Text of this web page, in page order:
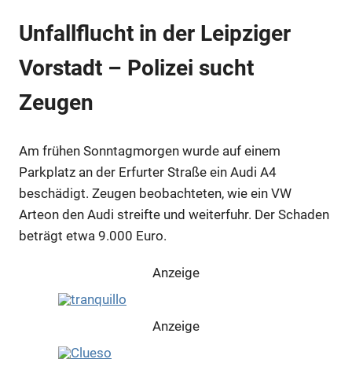
Unfallflucht in der Leipziger
Vorstadt – Polizei sucht
Zeugen
Am frühen Sonntagmorgen wurde auf einem
Parkplatz an der Erfurter Straße ein Audi A4
beschädigt. Zeugen beobachteten, wie ein VW
Arteon den Audi streifte und weiterfuhr. Der Schaden
beträgt etwa 9.000 Euro.
Anzeige
Anzeige